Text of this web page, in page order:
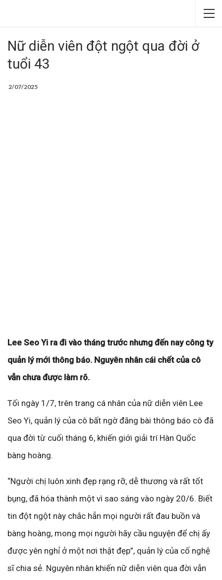
Nữ diễn viên đột ngột qua đời ở
tuổi 43
2/07/2025
Lee Seo Yi ra đi vào tháng trước nhưng đến nay công ty
quản lý mới thông báo. Nguyên nhân cái chết của cô
vẫn chưa được làm rõ.
Tối ngày 1/7, trên trang cá nhân của nữ diễn viên Lee
Seo Yi, quản lý của cô bất ngờ đăng bài thông báo cô đã
qua đời từ cuối tháng 6, khiến giới giải trí Hàn Quốc
bàng hoàng.
“Người chị luôn xinh đẹp rạng rỡ, dễ thương và rất tốt
bụng, đã hóa thành một vì sao sáng vào ngày 20/6. Biết
tin đột ngột này chắc hẳn mọi người rất đau buồn và
bàng hoàng, mong mọi người hãy cầu nguyện để chị ấy
được yên nghỉ ở một nơi thật đẹp”, quản lý của cố nghệ
sĩ chia sẻ. Nguyên nhân khiến nữ diễn viên qua đời vẫn